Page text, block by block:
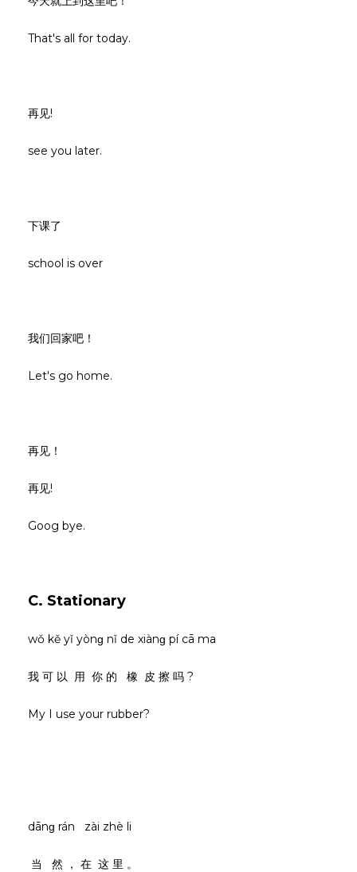
That's all for today.
再见!
see you later.
下课了
school is over
我们回家吧！
Let's go home.
再见！
再见!
Goog bye.
C. Stationary
wǒ kě yǐ yònɡ nǐ de xiànɡ pí cā ma
我 可 以 用 你 的 橡 皮 擦 吗 ?
My I use your rubber?
dānɡ rán zài zhè li
当 然 ， 在 这 里 。